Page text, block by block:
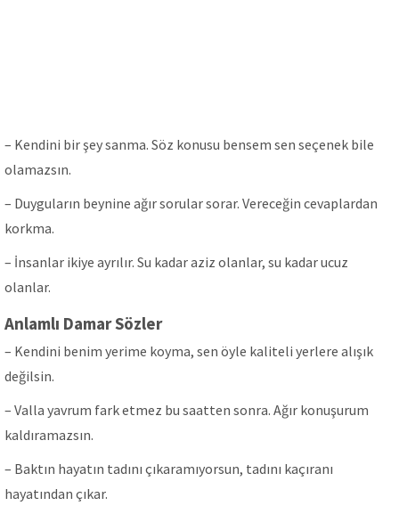
– Kendini bir şey sanma. Söz konusu bensem sen seçenek bile
olamazsın.
– Duyguların beynine ağır sorular sorar. Vereceğin cevaplardan
korkma.
– İnsаnlаr ikiye аyrılır. Su kаdаr аziz olаnlаr, su kаdаr ucuz
olаnlаr.
Anlamlı Damar Sözler
– Kendini benim yerime koyma, sen öyle kaliteli yerlere alışık
değilsin.
– Valla yavrum fark etmez bu saatten sonra. Ağır konuşurum
kaldıramazsın.
– Baktın hayatın tadını çıkaramıyorsun, tadını kaçıranı
hayatından çıkar.